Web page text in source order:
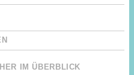
IM ÜBERBLICK